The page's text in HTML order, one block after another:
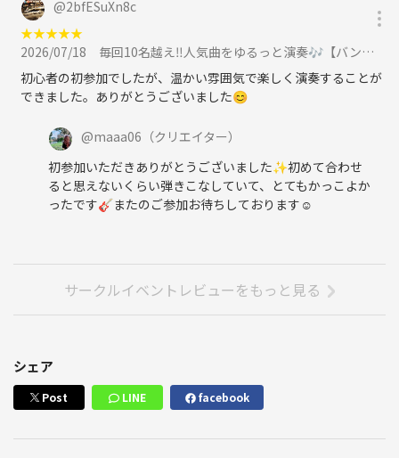
@2bfESuXn8c
★★★★★
2026/07/18
毎回10名越え‼️人気曲をゆるっと演奏🎶【バンドの部🎸✨️】に参加
初心者の初参加でしたが、温かい雰囲気で楽しく演奏することが
できました。ありがとうございました😊
@maaa06 （クリエイター）
初参加いただきありがとうございました✨初めて合わせ
ると思えないくらい弾きこなしていて、とてもかっこよか
ったです🎸またのご参加お待ちしております☺️
サークルイベントレビューをもっと見る
シェア
Post LINE facebook